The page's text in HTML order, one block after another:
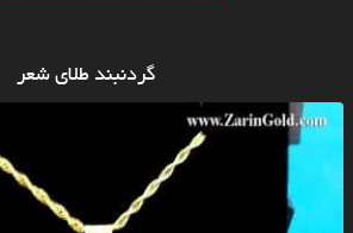
گردنبند طلای شعر